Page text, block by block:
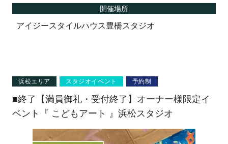
開催場所
アイジースタイルハウス豊橋スタジオ
浜松エリア スタジオイベント 予約制
■終了【満員御礼・受付終了】オーナー様限定イ
ベント『 こどもアート 』浜松スタジオ